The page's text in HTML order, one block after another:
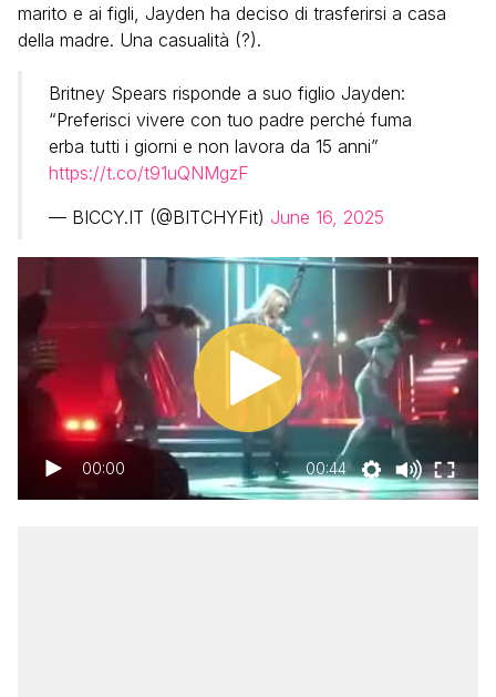
marito e ai figli, Jayden ha deciso di trasferirsi a casa
della madre. Una casualità (?).
Britney Spears risponde a suo figlio Jayden:
“Preferisci vivere con tuo padre perché fuma
erba tutti i giorni e non lavora da 15 anni”
https://t.co/t91uQNMgzF
— BICCY.IT (@BITCHYFit) June 16, 2025
00:00 00:44